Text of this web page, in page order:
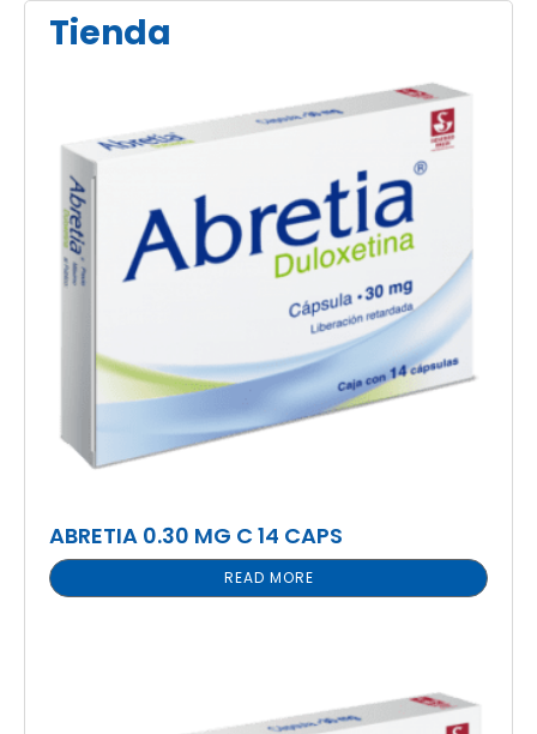
Tienda
ABRETIA 0.30 MG C 14 CAPS
READ MORE